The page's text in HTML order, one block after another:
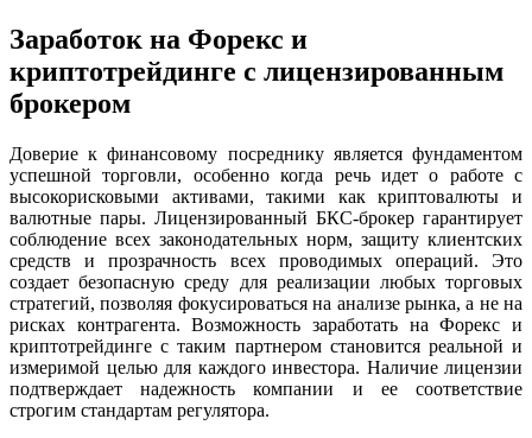
Заработок на Форекс и
криптотрейдинге с лицензированным
брокером
Доверие к финансовому посреднику является фундаментом
успешной торговли, особенно когда речь идет о работе с
высокорисковыми активами, такими как криптовалюты и
валютные пары. Лицензированный БКС-брокер гарантирует
соблюдение всех законодательных норм, защиту клиентских
средств и прозрачность всех проводимых операций. Это
создает безопасную среду для реализации любых торговых
стратегий, позволяя фокусироваться на анализе рынка, а не на
рисках контрагента. Возможность заработать на Форекс и
криптотрейдинге с таким партнером становится реальной и
измеримой целью для каждого инвестора. Наличие лицензии
подтверждает надежность компании и ее соответствие
строгим стандартам регулятора.